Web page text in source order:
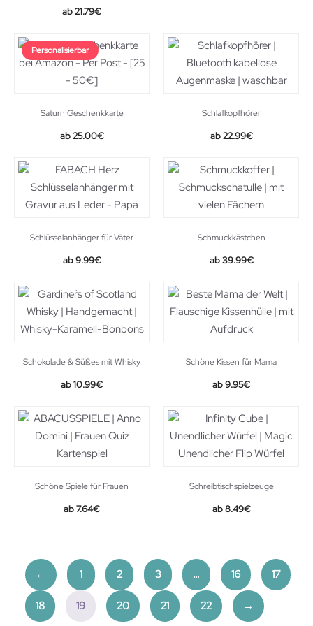
21.79€
Personalisierbar
Saturn Geschenkkarte
25.00€
Schlafkopfhörer
22.99€
Schlüsselanhänger für Väter
9.99€
Schmuckkästchen
39.99€
Schokolade & Süßes mit Whisky
10.99€
Schöne Kissen für Mama
9.95€
Schöne Spiele für Frauen
Original
7.64€Current
Schreibtischspielzeuge
Original
8.49€Current
← 1 2 3 … 16 17
18 19 20 21 22 →